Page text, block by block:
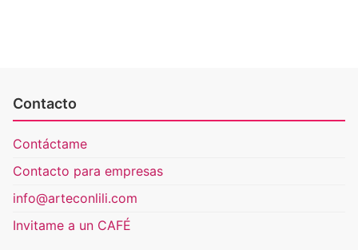
Contacto
Contáctame
Contacto para empresas
info@arteconlili.com
Invitame a un CAFÉ